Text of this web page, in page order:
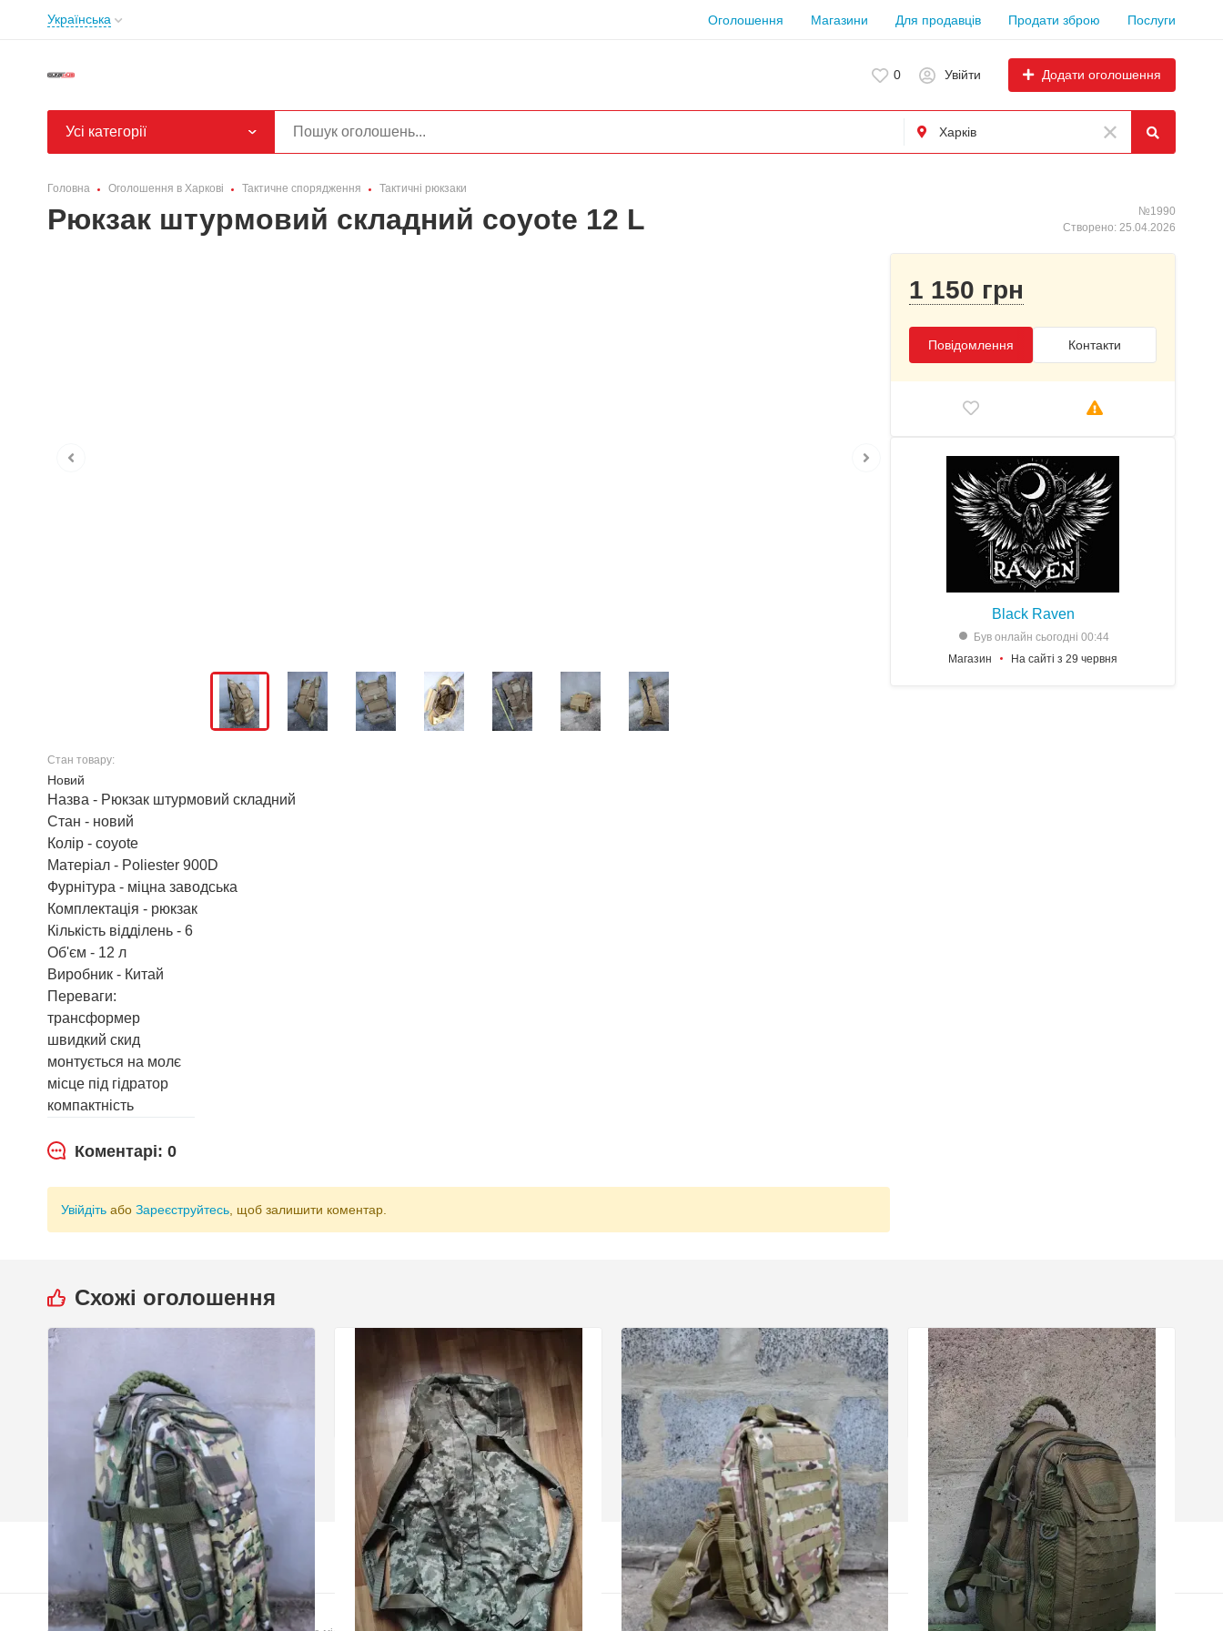
Українська Оголошення Магазини Для продавців Продати зброю Послуги
0 Увійти Додати оголошення
Усі категорії
Головна Оголошення в Харкові Тактичне спорядження Тактичні рюкзаки
Рюкзак штурмовий складний coyote 12 L
№1990
Створено: 25.04.2026
Стан товару:
Новий
Назва - Рюкзак штурмовий складний
Стан - новий
Колір - coyote
Матеріал - Poliester 900D
Фурнітура - міцна заводська
Комплектація - рюкзак
Кількість відділень - 6
Об'єм - 12 л
Виробник - Китай
Переваги:
трансформер
швидкий скид
монтується на молє
місце під гідратор
компактність
Коментарі: 0
Увійдіть або Зареєструйтесь , щоб залишити коментар.
1 150 грн
Повідомлення Контакти
Black Raven
Був онлайн сьогодні 00:44
Магазин
На сайті з 29 червня
Схожі оголошення